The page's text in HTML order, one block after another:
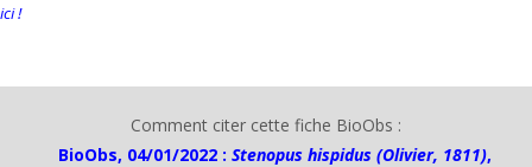
ici !
Comment citer cette fiche BioObs :
BioObs, 04/01/2022 : Stenopus hispidus (Olivier, 1811),